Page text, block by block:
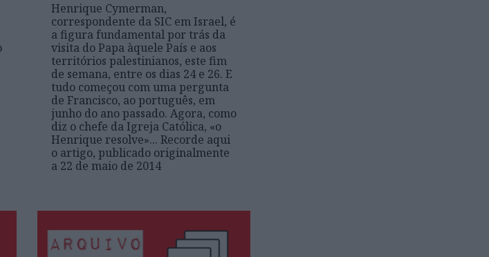
Henrique Cymerman,
correspondente da SIC em Israel, é
a figura fundamental por trás da
visita do Papa àquele País e aos
territórios palestinianos, este fim
de semana, entre os dias 24 e 26. E
tudo começou com uma pergunta
de Francisco, ao português, em
junho do ano passado. Agora, como
diz o chefe da Igreja Católica, «o
Henrique resolve»... Recorde aqui
o artigo, publicado originalmente
a 22 de maio de 2014